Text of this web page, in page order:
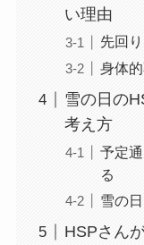
い理由
先回
身体
雪の日の
考え方
予定
る
雪の
HSPさん